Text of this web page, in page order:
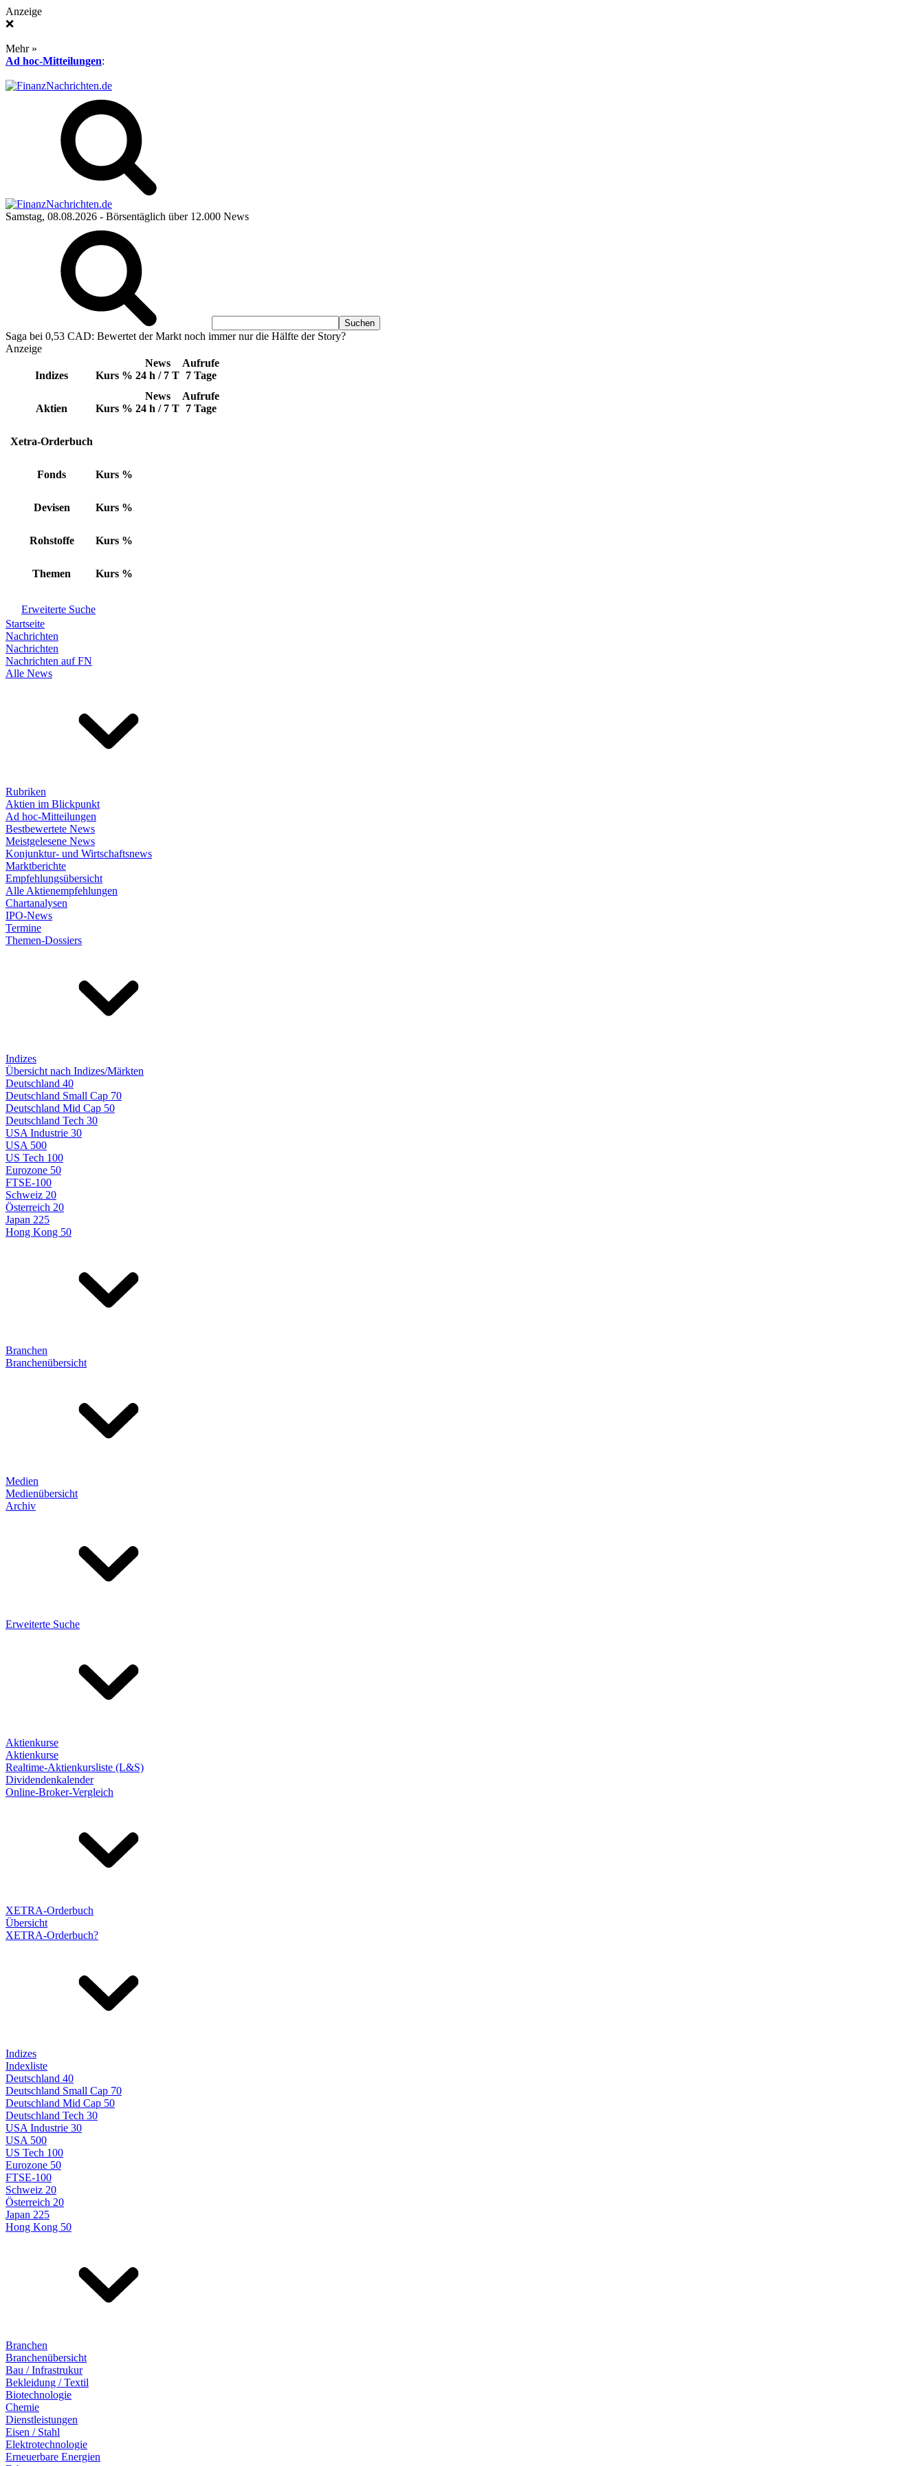
Anzeige
❌
Mehr »
Ad hoc-Mitteilungen:
Samstag, 08.08.2026 - Börsentäglich über 12.000 News
Saga bei 0,53 CAD: Bewertet der Markt noch immer nur die Hälfte der Story?
Anzeige
Indizes Kurs %
News
24 h / 7 T
Aufrufe
7 Tage
Aktien Kurs %
News
24 h / 7 T
Aufrufe
7 Tage
Xetra-Orderbuch
Fonds Kurs %
Devisen Kurs %
Rohstoffe Kurs %
Themen Kurs %
Erweiterte Suche
Startseite
Nachrichten
Nachrichten
Nachrichten auf FN
Alle News
Rubriken
Aktien im Blickpunkt
Ad hoc-Mitteilungen
Bestbewertete News
Meistgelesene News
Konjunktur- und Wirtschaftsnews
Marktberichte
Empfehlungsübersicht
Alle Aktienempfehlungen
Chartanalysen
IPO-News
Termine
Themen-Dossiers
Indizes
Übersicht nach Indizes/Märkten
Deutschland 40
Deutschland Small Cap 70
Deutschland Mid Cap 50
Deutschland Tech 30
USA Industrie 30
USA 500
US Tech 100
Eurozone 50
FTSE-100
Schweiz 20
Österreich 20
Japan 225
Hong Kong 50
Branchen
Branchenübersicht
Medien
Medienübersicht
Archiv
Erweiterte Suche
Aktienkurse
Aktienkurse
Realtime-Aktienkursliste (L&S)
Dividendenkalender
Online-Broker-Vergleich
XETRA-Orderbuch
Übersicht
XETRA-Orderbuch?
Indizes
Indexliste
Deutschland 40
Deutschland Small Cap 70
Deutschland Mid Cap 50
Deutschland Tech 30
USA Industrie 30
USA 500
US Tech 100
Eurozone 50
FTSE-100
Schweiz 20
Österreich 20
Japan 225
Hong Kong 50
Branchen
Branchenübersicht
Bau / Infrastrukur
Bekleidung / Textil
Biotechnologie
Chemie
Dienstleistungen
Eisen / Stahl
Elektrotechnologie
Erneuerbare Energien